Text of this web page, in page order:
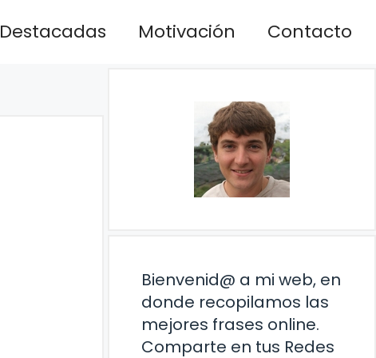
Destacadas Motivación Contacto
Bienvenid@ a mi web, en
donde recopilamos las
mejores frases online.
Comparte en tus Redes